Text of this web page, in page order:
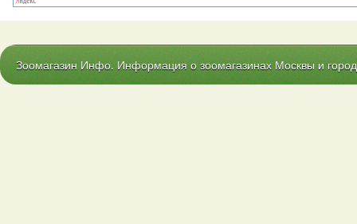
Зоомагазин Инфо. Информация о зоомагазинах Москвы и